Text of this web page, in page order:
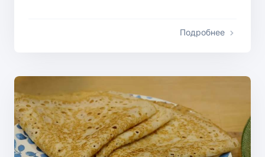
Подробнее